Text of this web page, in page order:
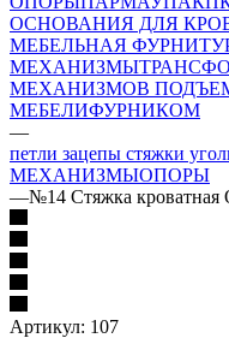
ОСНОВАНИЯ ДЛЯ
МЕБЕЛЬНАЯ
МЕХАНИЗМЫ
МЕХАНИЗМОВ
МЕБЕЛИФУРНИКОМ
—
петли зацепы стяжки
МЕХАНИЗМЫОПОРЫ
—№14 Стяжка кроватная
Артикул: 107